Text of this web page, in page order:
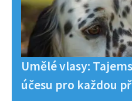
Umělé vlasy:
účesu pro každou